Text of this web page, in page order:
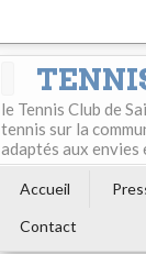
le Tennis Club de
tennis sur la
adaptés aux envies
Accueil
Contact